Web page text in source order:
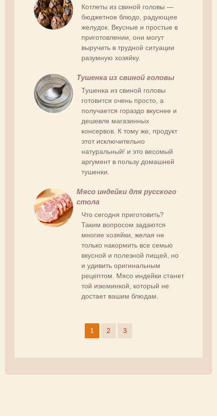
Котлеты из свиной головы —
бюджетное блюдо, радующее
желудок. Вкусные и простые в
приготовлении, они могут
выручить в трудной ситуации
разумную хозяйку.
Тушенка из свиной головы
Тушенка из свиной головы
готовится очень просто, а
получается гораздо вкуснее и
дешевле магазинных
консервов. К тому же, продукт
этот исключительно
натуральный! и это весомый
аргумент в пользу домашней
тушенки.
Мясо индейки для русского
стола
Что сегодня приготовить?
Таким вопросом задаются
многие хозяйки, желая не
только накормить все семью
вкусной и полезной пищей, но
и удивить оригинальным
рецептом. Мясо индейки станет
той изюминкой, который не
достает вашим блюдам.
1 2 3